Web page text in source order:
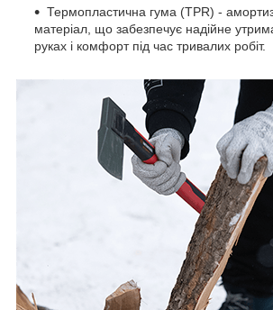
Термопластична гума (TPR) -
матеріал, що забезпечує надійне
руках і комфорт під час тривалих робіт.